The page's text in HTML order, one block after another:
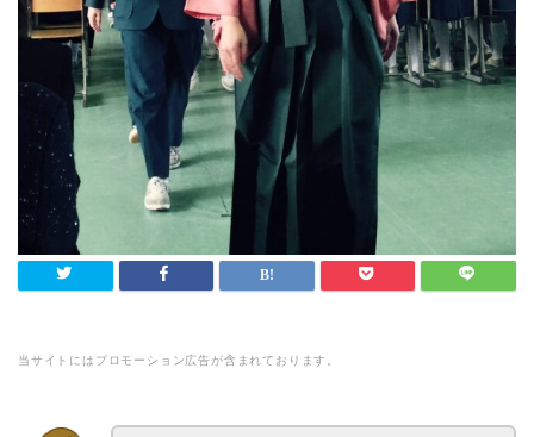
当サイトにはプロモーション広告が含まれております。